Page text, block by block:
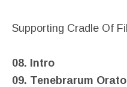
Supporting Cradle Of
08. Intro
09. Tenebrarum